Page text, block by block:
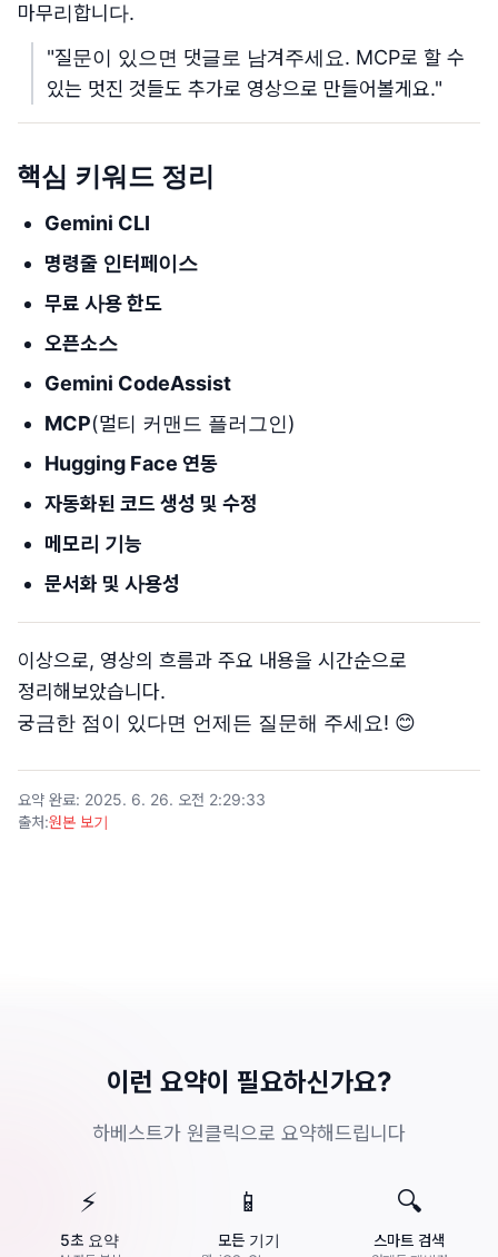
마무리합니다.
"질문이 있으면 댓글로 남겨주세요. MCP로 할 수
있는 멋진 것들도 추가로 영상으로 만들어볼게요."
핵심 키워드 정리
Gemini CLI
명령줄 인터페이스
무료 사용 한도
오픈소스
Gemini CodeAssist
MCP(멀티 커맨드 플러그인)
Hugging Face 연동
자동화된 코드 생성 및 수정
메모리 기능
문서화 및 사용성
이상으로, 영상의 흐름과 주요 내용을 시간순으로
정리해보았습니다.
궁금한 점이 있다면 언제든 질문해 주세요! 😊
요약 완료: 2025. 6. 26. 오전 2:29:33
출처:원본 보기
이런 요약이 필요하신가요?
하베스트가 원클릭으로 요약해드립니다
⚡
5초 요약
📱
모든 기기
🔍
스마트 검색